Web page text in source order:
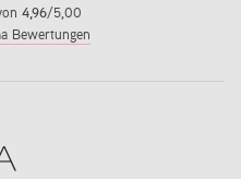
4,96/5,00
Bewertungen